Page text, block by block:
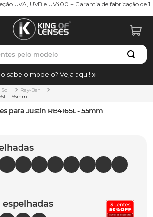
UVA, UVB e UV400 + Garantia de fabricação de 1
pelo modelo
sabe o modelo? Veja aqui!
Ray-Ban
- 55mm
para Justin RB4165L - 55mm